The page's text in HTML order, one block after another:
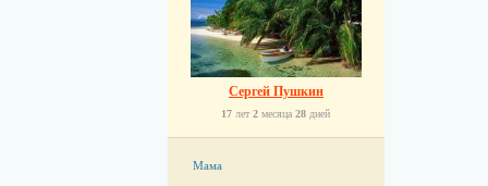
Сергей Пушкин
17 лет2 месяца28 дней
Мама